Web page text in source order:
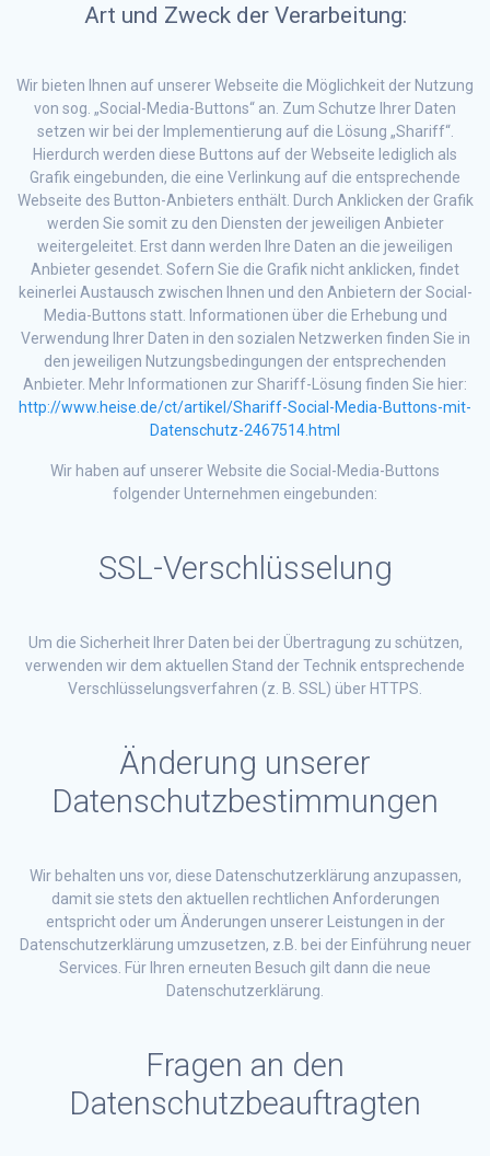
Art und Zweck der Verarbeitung:
Wir bieten Ihnen auf unserer Webseite die Möglichkeit der Nutzung
von sog. „Social-Media-Buttons“ an. Zum Schutze Ihrer Daten
setzen wir bei der Implementierung auf die Lösung „Shariff“.
Hierdurch werden diese Buttons auf der Webseite lediglich als
Grafik eingebunden, die eine Verlinkung auf die entsprechende
Webseite des Button-Anbieters enthält. Durch Anklicken der Grafik
werden Sie somit zu den Diensten der jeweiligen Anbieter
weitergeleitet. Erst dann werden Ihre Daten an die jeweiligen
Anbieter gesendet. Sofern Sie die Grafik nicht anklicken, findet
keinerlei Austausch zwischen Ihnen und den Anbietern der Social-
Media-Buttons statt. Informationen über die Erhebung und
Verwendung Ihrer Daten in den sozialen Netzwerken finden Sie in
den jeweiligen Nutzungsbedingungen der entsprechenden
Anbieter. Mehr Informationen zur Shariff-Lösung finden Sie hier:
http://www.heise.de/ct/artikel/Shariff-Social-Media-Buttons-mit-
Datenschutz-2467514.html
Wir haben auf unserer Website die Social-Media-Buttons
folgender Unternehmen eingebunden:
SSL-Verschlüsselung
Um die Sicherheit Ihrer Daten bei der Übertragung zu schützen,
verwenden wir dem aktuellen Stand der Technik entsprechende
Verschlüsselungsverfahren (z. B. SSL) über HTTPS.
Änderung unserer
Datenschutzbestimmungen
Wir behalten uns vor, diese Datenschutzerklärung anzupassen,
damit sie stets den aktuellen rechtlichen Anforderungen
entspricht oder um Änderungen unserer Leistungen in der
Datenschutzerklärung umzusetzen, z.B. bei der Einführung neuer
Services. Für Ihren erneuten Besuch gilt dann die neue
Datenschutzerklärung.
Fragen an den
Datenschutzbeauftragten